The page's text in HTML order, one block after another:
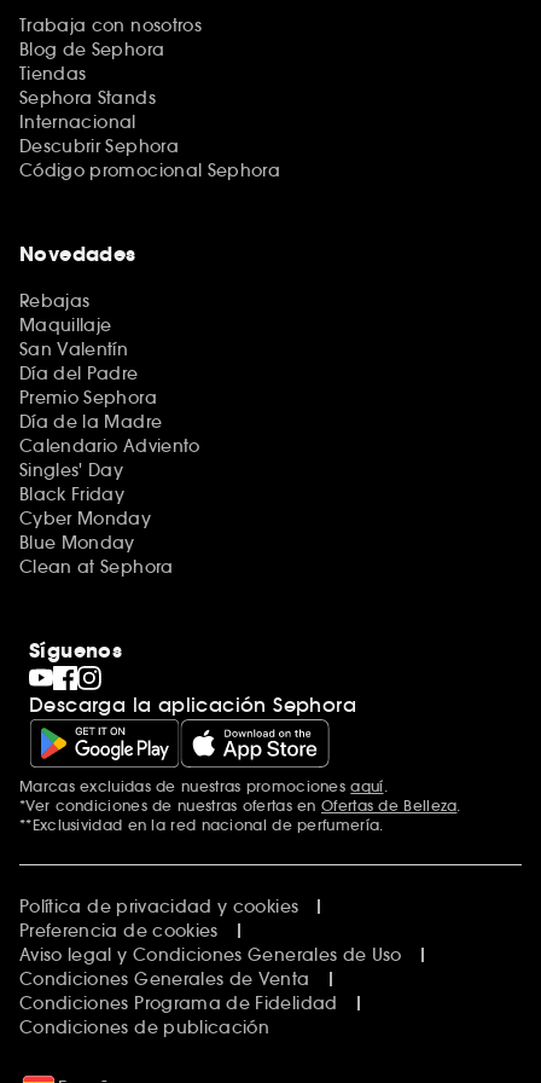
Trabaja con nosotros
Blog de Sephora
Tiendas
Sephora Stands
Internacional
Descubrir Sephora
Código promocional Sephora
Novedades
Rebajas
Maquillaje
San Valentín
Día del Padre
Premio Sephora
Día de la Madre
Calendario Adviento
Singles' Day
Black Friday
Cyber Monday
Blue Monday
Clean at Sephora
Síguenos
Descarga la aplicación Sephora
Marcas excluidas de nuestras promocionesaquí
*Ver condiciones de nuestras ofertas en Ofertas de Belleza
**Exclusividad en la red nacional de perfumería.
Política de privacidad y cookies
Preferencia de cookies
Aviso legal y Condiciones Generales de Uso
Condiciones Generales de Venta
Condiciones Programa de Fidelidad
Condiciones de publicación